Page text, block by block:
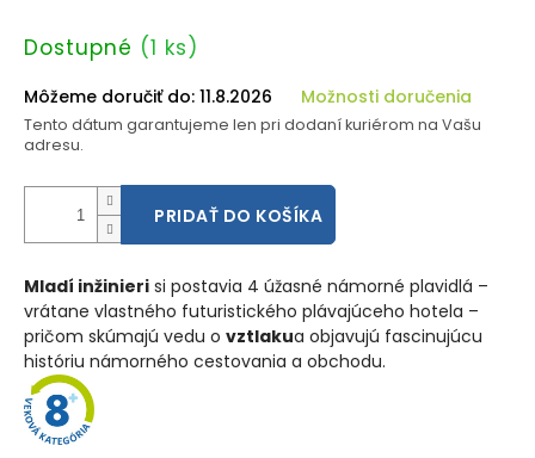
Jednotková
Dostupné (1 ks)
Môžeme doručiť do: 11.8.2026 Možnosti doručenia
Tento dátum garantujeme len pri dodaní kuriérom na Vašu
adresu.
PRIDAŤ DO KOŠÍKA
Mladí inžinieri si postavia 4 úžasné námorné plavidlá –
vrátane vlastného futuristického plávajúceho hotela –
pričom skúmajú vedu o vztlakua objavujú fascinujúcu
históriu námorného cestovania a obchodu.